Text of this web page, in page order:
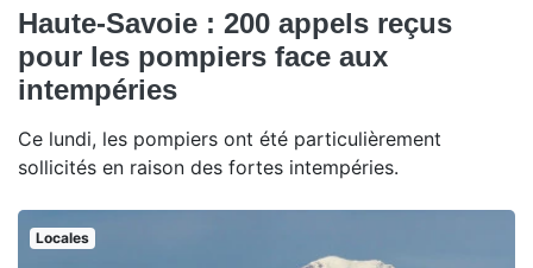
Haute-Savoie : 200 appels reçus
pour les pompiers face aux
intempéries
Ce lundi, les pompiers ont été particulièrement
sollicités en raison des fortes intempéries.
Locales